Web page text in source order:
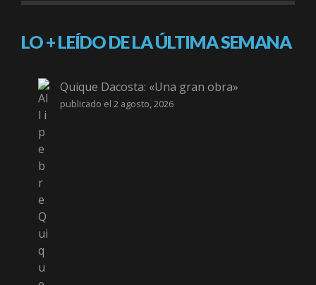
LO + LEÍDO DE LA ÚLTIMA SEMANA
Quique Dacosta: «Una gran obra»
publicado el 2 agosto, 2026